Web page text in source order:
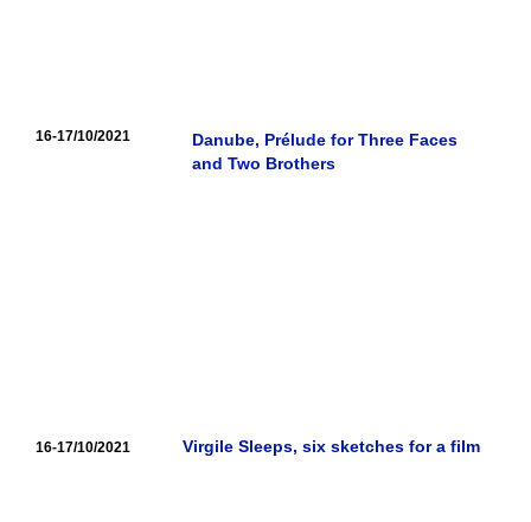
16-17/10/2021
Danube, Prélude for Three Faces
and Two Brothers
16-17/10/2021 Virgile Sleeps, six sketches for a film